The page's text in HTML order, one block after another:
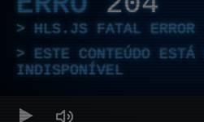
HLS.JS FATAL ERROR
ESTE CONTEÚDO ESTÁ
INDISPONÍVEL